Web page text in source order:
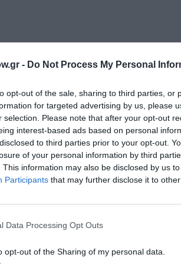
- Do Not Process My Personal
opt-out of the sale, sharing to third parties, or
for targeted advertising by us, please
selection. Please note that after your opt-out
interest-based ads based on personal
to third parties prior to your opt-out.
of your personal information by third
This information may also be disclosed by us
Participants that may further disclose it to
Data Processing Opt Outs
opt-out of the Sharing of my personal data.
πρώτοι όλες τις ειδήσεις
στοCulturenow.gr
και τον Πολιτισμό!